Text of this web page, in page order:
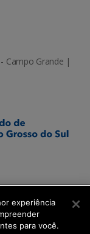
Campo Grande |
Transformação
experiência
para você.